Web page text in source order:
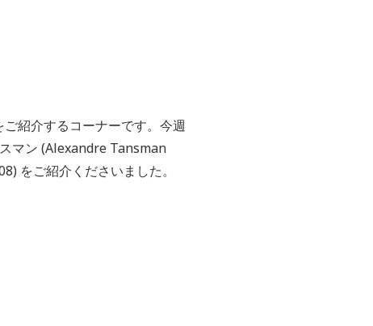
紹介するコーナーです。今週
マン (Alexandre Tansman
をご紹介くださいました。